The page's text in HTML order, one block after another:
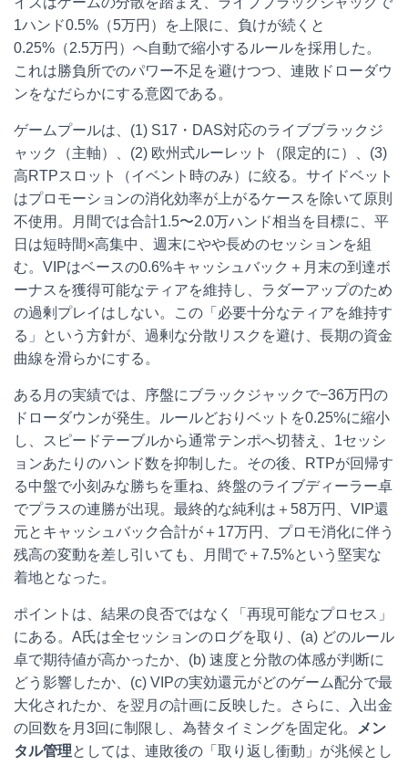
1ハンド0.5%（5万円）を上限に、負けが続くと
0.25%（2.5万円）へ自動で縮小するルールを採用した。
これは勝負所でのパワー不足を避けつつ、連敗ドローダウ
ンをなだらかにする意図である。
ゲームプールは、(1) S17・DAS対応のライブブラックジ
ャック（主軸）、(2) 欧州式ルーレット（限定的に）、(3)
高RTPスロット（イベント時のみ）に絞る。サイドベット
はプロモーションの消化効率が上がるケースを除いて原則
不使用。月間では合計1.5〜2.0万ハンド相当を目標に、平
日は短時間×高集中、週末にやや長めのセッションを組
む。VIPはベースの0.6%キャッシュバック＋月末の到達ボ
ーナスを獲得可能なティアを維持し、ラダーアップのため
の過剰プレイはしない。この「必要十分なティアを維持す
る」という方針が、過剰な分散リスクを避け、長期の資金
曲線を滑らかにする。
ある月の実績では、序盤にブラックジャックで−36万円の
ドローダウンが発生。ルールどおりベットを0.25%に縮小
し、スピードテーブルから通常テンポへ切替え、1セッシ
ョンあたりのハンド数を抑制した。その後、RTPが回帰す
る中盤で小刻みな勝ちを重ね、終盤のライブディーラー卓
でプラスの連勝が出現。最終的な純利は＋58万円、VIP還
元とキャッシュバック合計が＋17万円、プロモ消化に伴う
残高の変動を差し引いても、月間で＋7.5%という堅実な
着地となった。
ポイントは、結果の良否ではなく「再現可能なプロセス」
にある。A氏は全セッションのログを取り、(a) どのルール
卓で期待値が高かったか、(b) 速度と分散の体感が判断に
どう影響したか、(c) VIPの実効還元がどのゲーム配分で最
大化されたか、を翌月の計画に反映した。さらに、入出金
の回数を月3回に制限し、為替タイミングを固定化。
メン
タル管理としては、連敗後の「取り返し衝動」が兆候とし